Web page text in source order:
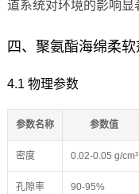
道系统对环境的影响显
四、聚氨酯海绵柔
4.1 物理参数
参数名称 参数值
密度 0.02-0.05 g/cm³
孔隙率 90-95%